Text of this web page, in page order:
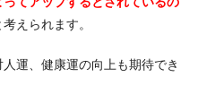
考えられます。
運、健康運の向上も期待でき